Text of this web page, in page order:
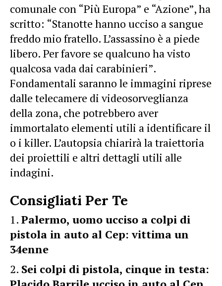
comunale con “Più Europa” e “Azione”, ha
scritto: “Stanotte hanno ucciso a sangue
freddo mio fratello. L’assassino è a piede
libero. Per favore se qualcuno ha visto
qualcosa vada dai carabinieri”.
Fondamentali saranno le immagini riprese
dalle telecamere di videosorveglianza
della zona, che potrebbero aver
immortalato elementi utili a identificare il
o i killer. L’autopsia chiarirà la traiettoria
dei proiettili e altri dettagli utili alle
indagini.
Consigliati Per Te
Palermo, uomo ucciso a colpi di
pistola in auto al Cep: vittima un
34enne
Sei colpi di pistola, cinque in testa: